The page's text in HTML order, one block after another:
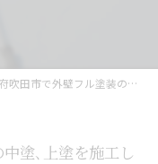
市で外壁フル塗装の中塗､上塗を施工しました。
塗､上塗を施工し